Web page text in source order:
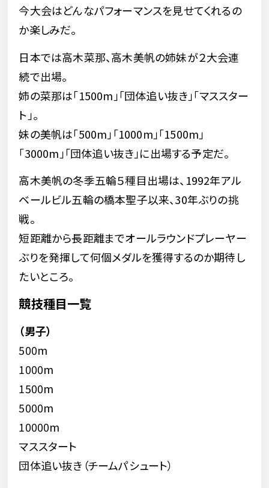
今大会はどんなパフォーマンスを見せてくれるの
か楽しみだ。
日本では高木菜那、高木美帆の姉妹が２大会連
続で出場。
姉の菜那は「1500m」「団体追い抜き」「マススター
ト」。
妹の美帆は「500m」「1000m」「1500m」
「3000m」「団体追い抜き」に出場する予定だ。
高木美帆の冬季五輪５種目出場は、1992年アル
ベールビル五輪の橋本聖子以来、30年ぶりの挑
戦。
短距離から長距離までオールラウンドプレーヤー
ぶりを発揮して何個メダルを獲得するのか期待し
たいところ。
競技種目一覧
（男子）
500m
1000m
1500m
5000m
10000m
マススタート
団体追い抜き（チームパシュート）